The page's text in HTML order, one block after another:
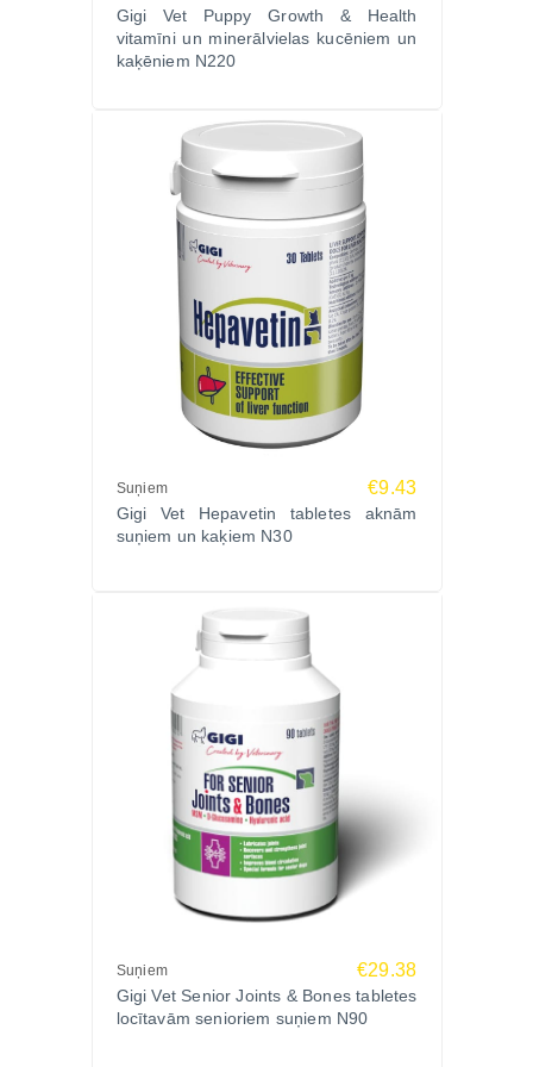
Phoscalim®: Dabīgs zivju kaulu pulveris, kas
nesatur mākslīgo kalcija karbonātu, novēršot
Vitamīns D3: Uzlabo kalcija un fosfora uzsūkšanos
Nātrija fluorīds: Stiprina zobu emalju un dentīnu.
Droši lietojams no 12 nedēļu vecuma: Piemērots
visu šķirņu kucēniem, kaķēniem, pieaugušiem un
vecākiem dzīvniekiem.
Nodrošina spēcīgu kaulu un locītavu attīstību.
Stiprina zobu emalju un palīdz zobu nomaiņas
Samazina osteoporozes un lūzumu risku.
Īpaši ieteicams lielu šķirņu kucēniem, piemēram,
vācu aitu suņiem, labradoriem un zelta retrīveriem.
Vitamīns D3: 75 IU
Devas rekomendācija:
1 tablete dienā uz 5 kg ķermeņa svara.
Piemērota lietošanai no 12 nedēļu vecuma.
Visu šķirņu kucēniem un kaķēniem.
Var lietot pieaugušajiem un senioriem.
Īpaši ieteicams: dogiem, bernes ganu sunim, vācu
aitu sunim, zelta retrīveram, labradora retrīveram
Ražotājs:
Gigi SIA, Latvija – augstākās kvalitātes
Gigi Vet Puppy Growth & Health
vitamīni un minerālvielas kucēniem un
kaķēniem N220
Suņiem €9.43
Gigi Vet Hepavetin tabletes aknām
suņiem un kaķiem N30
Suņiem €29.38
Gigi Vet Senior Joints & Bones tabletes
locītavām senioriem suņiem N90